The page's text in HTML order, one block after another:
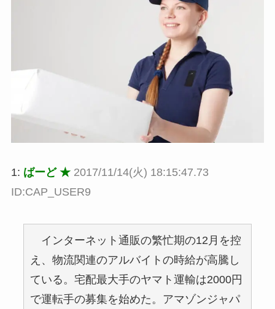
1: ばーど ★ 2017/11/14(火) 18:15:47.73
ID:CAP_USER9
インターネット通販の繁忙期の12月を控
え、物流関連のアルバイトの時給が高騰し
ている。宅配最大手のヤマト運輸は2000円
で運転手の募集を始めた。アマゾンジャパ